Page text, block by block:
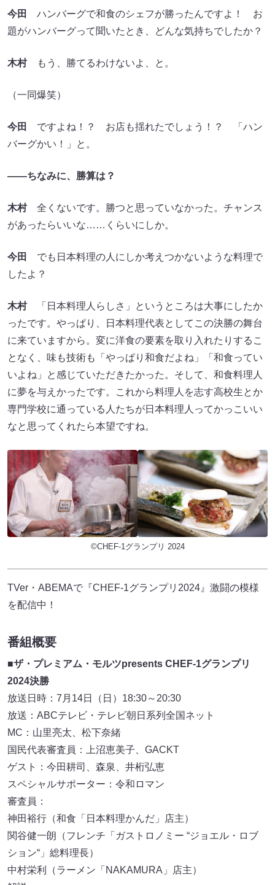
今田
ハンバーグで和食のシェフが勝ったんですよ！ お
題がハンバーグって聞いたとき、どんな気持ちでしたか？
木村もう、勝てるわけないよ、と。
（一同爆笑）
今田
ですよね！？ お店も揺れたでしょう！？ 「ハン
バーグかい！」と。
――ちなみに、勝算は？
木村全くないです。勝つと思っていなかった。チャンス
があったらいいな……くらいにしか。
今田
でも日本料理の人にしか考えつかないような料理で
したよ？
木村「日本料理人らしさ」というところは大事にしたか
ったです。やっぱり、日本料理代表としてこの決勝の舞台
に来ていますから。変に洋食の要素を取り入れたりするこ
となく、味も技術も「やっぱり和食だよね」「和食ってい
いよね」と感じていただきたかった。そして、和食料理人
に夢を与えかったです。これから料理人を志す高校生とか
専門学校に通っている人たちが日本料理人ってかっこいい
なと思ってくれたら本望ですね。
©CHEF-1グランプリ 2024
TVer・ABEMAで『CHEF-1グランプリ2024』激闘の模様
を配信中！
番組概要
■ザ・プレミアム・モルツpresents CHEF-1グランプリ
2024決勝
放送日時：7月14日（日）18:30～20:30
放送：ABCテレビ・テレビ朝日系列全国ネット
MC：山里亮太、松下奈緒
国民代表審査員：上沼恵美子、GACKT
ゲスト：今田耕司、森泉、井桁弘恵
スペシャルサポーター：令和ロマン
審査員：
神田裕行（和食「日本料理かんだ」店主）
関谷健一朗（フレンチ「ガストロノミー “ジョエル・ロブ
ション“」総料理長）
中村栄利（ラーメン「NAKAMURA」店主）